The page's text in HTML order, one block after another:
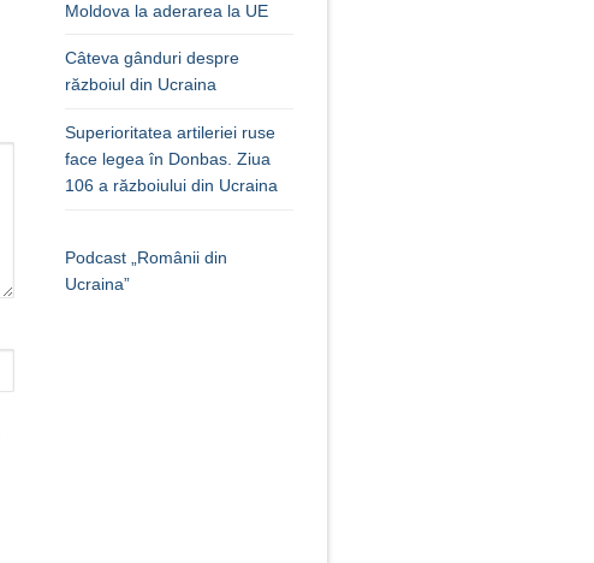
Moldova la aderarea la UE
Câteva gânduri despre
războiul din Ucraina
Superioritatea artileriei ruse
face legea în Donbas. Ziua
106 a războiului din Ucraina
Podcast „Românii din
Ucraina”